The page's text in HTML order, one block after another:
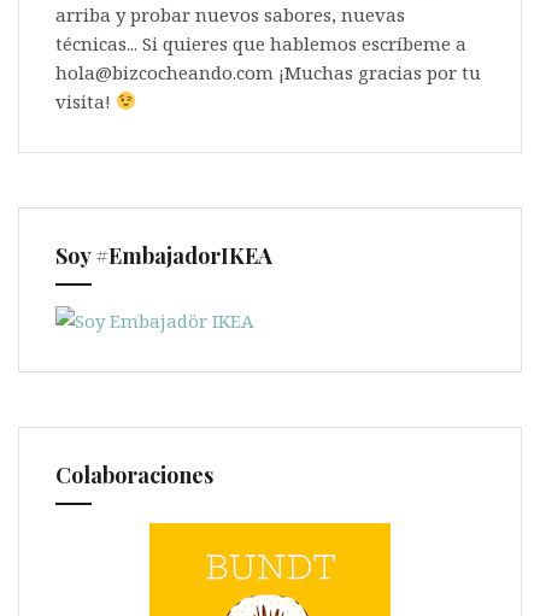
arriba y probar nuevos sabores, nuevas
técnicas... Si quieres que hablemos escríbeme a
hola@bizcocheando.com ¡Muchas gracias por tu
visita!
Soy #EmbajadorIKEA
Colaboraciones